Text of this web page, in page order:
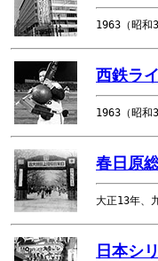
1963（昭和
西鉄ラ
1963（昭和
春日原
大正13年、
日本シ